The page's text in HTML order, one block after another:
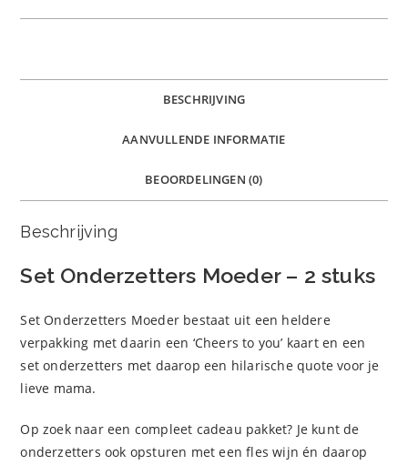
BESCHRIJVING
AANVULLENDE INFORMATIE
BEOORDELINGEN (0)
Beschrijving
Set Onderzetters Moeder – 2 stuks
Set Onderzetters Moeder bestaat uit een heldere
verpakking met daarin een ‘Cheers to you’ kaart en een
set onderzetters met daarop een hilarische quote voor je
lieve mama.
Op zoek naar een compleet cadeau pakket? Je kunt de
onderzetters ook opsturen met een fles wijn én daarop